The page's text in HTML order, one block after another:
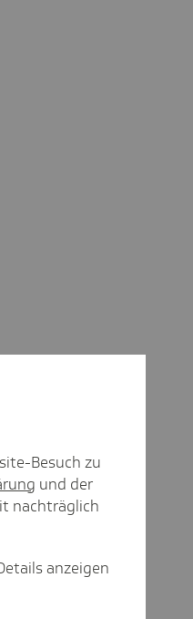
Besuch zu
und der
nachträglich
anzeigen